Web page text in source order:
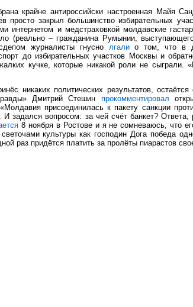
крайне антироссийски настроенная Майя
просто закрыл большинство избирательных
и медстраховкой молдавские
(реально – гражданина Румынии,
журналисты гнусно лгалио том, что в
до избирательных участков Москвы и
кучке, которые никакой роли не сыграли.
никаких политических результатов,
Дмитрий Стешин прокомментировал
присоединилась к пакету санкции
задался вопросом: за чей счёт банкет?
8 ноября в Ростове и я не сомневаюсь, что
культуры как господин Дога победа
раз придётся платить за пролёты пиарастов